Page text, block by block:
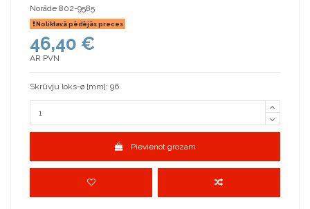
Norāde 802-9585
Noliktavā pēdējās preces
46,40 €
AR PVN
Skrūvju loks-ø [mm]: 96
Pievienot grozam